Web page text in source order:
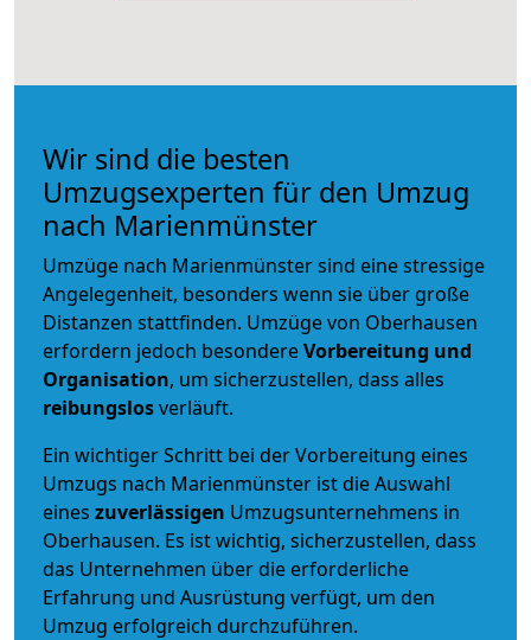
Wir sind die besten
Umzugsexperten für den Umzug
nach Marienmünster
Umzüge nach Marienmünster sind eine stressige
Angelegenheit, besonders wenn sie über große
Distanzen stattfinden. Umzüge von Oberhausen
erfordern jedoch besondereVorbereitung und
Organisation, um sicherzustellen, dass alles
reibungslosverläuft.
Ein wichtiger Schritt bei der Vorbereitung eines
Umzugs nach Marienmünster ist die Auswahl
eines zuverlässigen Umzugsunternehmens in
Oberhausen. Es ist wichtig, sicherzustellen, dass
das Unternehmen über die erforderliche
Erfahrung und Ausrüstung verfügt, um den
Umzug erfolgreich durchzuführen.